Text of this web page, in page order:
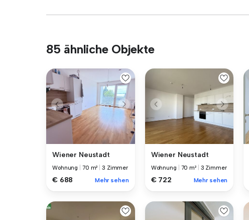
85 ähnliche Objekte
Wiener Neustadt
Wohnung 70 m² |3 Zimmer
€ 688 Mehr sehen
Wiener Neustadt
Wohnung 70 m² 3 Zimmer
€ 722 Mehr sehen